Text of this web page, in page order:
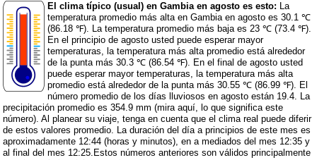
El clima típico (usual) en Gambia en agosto es esto: La
temperatura promedio más alta en Gambia en agosto es 30.1 ℃
(86.18 ℉). La temperatura promedio más baja es 23 ℃ (73.4 ℉).
En el principio de agosto usted puede esperar mayor
temperaturas, la temperatura más alta promedio está alrededor
de la punta más 30.3 ℃ (86.54 ℉). En el final de agosto usted
puede esperar mayor temperaturas, la temperatura más alta
promedio está alrededor de la punta más 30.55 ℃ (86.99 ℉). El
número promedio de los días lluviosos en agosto están 19.4. La
precipitación promedio es 354.9 mm (mira aquí, lo que significa este
número). Al planear su viaje, tenga en cuenta que el clima real puede diferir
de estos valores promedio. La duración del día a principios de este mes es
aproximadamente 12:44 (horas y minutos), en a mediados del mes 12:35 y
al final del mes 12:25.Estos números anteriores son válidos principalmente